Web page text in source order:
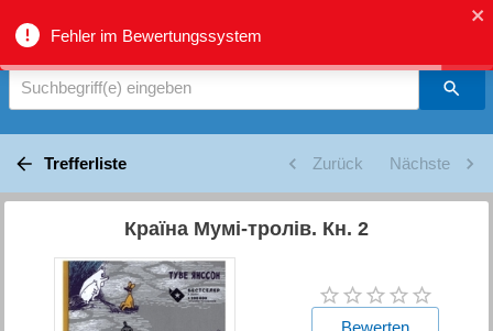
Fehler im Bewertungssystem
biblio.gr - Suche
Suchbegriff(e) eingeben
Trefferliste Zurück Nächste
Країна Мумі-тролів. Кн. 2